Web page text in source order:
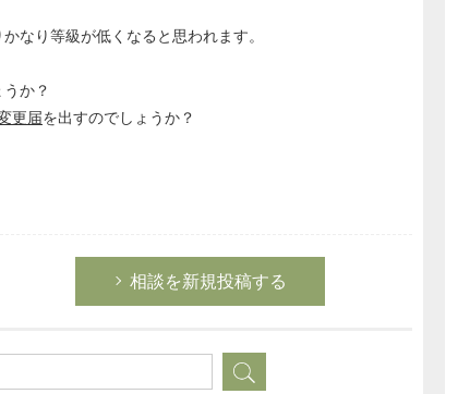
なり等級が低くなると思われます。
か？
更届を出すのでしょうか？
相談を新規投稿する